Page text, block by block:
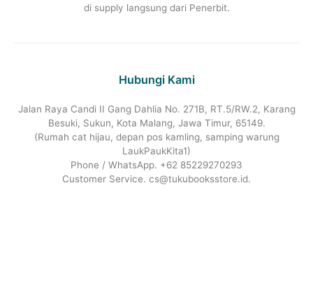
di supply langsung dari Penerbit.
Hubungi Kami
Jalan Raya Candi II Gang Dahlia No. 271B, RT.5/RW.2, Karang
Besuki, Sukun, Kota Malang, Jawa Timur, 65149.
(Rumah cat hijau, depan pos kamling, samping warung
LaukPaukKita1)
Phone / WhatsApp. +62 85229270293
Customer Service. cs@tukubooksstore.id.